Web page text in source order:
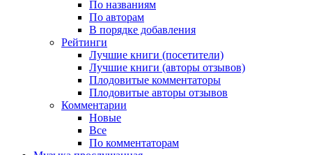
По названиям
По авторам
В порядке добавления
Рейтинги
Лучшие книги (посетители)
Лучшие книги (авторы отзывов)
Плодовитые комментаторы
Плодовитые авторы отзывов
Комментарии
Новые
Все
По комментаторам